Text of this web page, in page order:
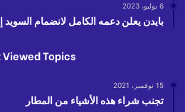
6 يوليو، 2023
بايدن يعلن دعمه الكامل لانضمام
Topics
15 نوفمبر، 2021
تجنب شراء هذه الأشياء من المطار